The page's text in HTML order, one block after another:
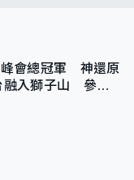
會總冠軍 神還原
融入獅子山 參賽